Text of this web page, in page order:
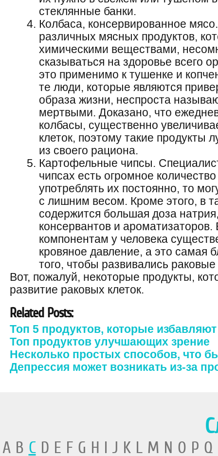
стеклянные банки.
Колбаса, консервированное
различных мясных продуктов,
химическими веществами,
сказываться на здоровье всего
это применимо к тушенке и
те люди, которые являются
образа жизни, неспроста
мертвыми. Доказано, что
колбасы, существенно
клеток, поэтому такие продукты
из своего рациона.
Картофельные чипсы.
чипсах есть огромное
употреблять их постоянно, то
с лишним весом. Кроме этого, в
содержится большая доза
консервантов и
компонентам у человека
кровяное давление, а это самая
того, чтобы развивались
Вот, пожалуй, некоторые продукты,
развитие раковых клеток.
Related Posts:
Топ 5 продуктов, которые
Топ продуктов улучшающих зрение
Несколько простых способов, что
Депрессия может возникать из-за
A B CD E F G H I J K L M N O P